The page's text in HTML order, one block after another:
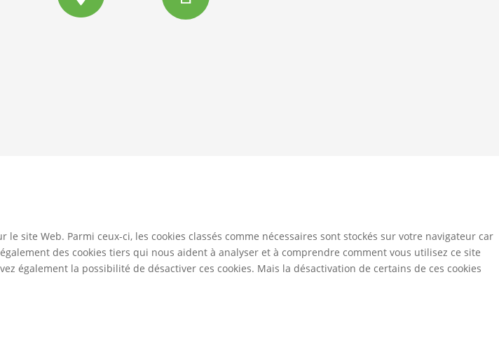
site Web. Parmi ceux-ci, les cookies classés comme nécessaires sont stockés sur votre navigateur car
des cookies tiers qui nous aident à analyser et à comprendre comment vous utilisez ce site
également la possibilité de désactiver ces cookies. Mais la désactivation de certains de ces cookies